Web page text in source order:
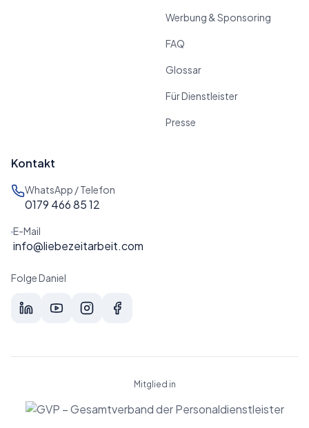
Werbung & Sponsoring
FAQ
Glossar
Für Dienstleister
Presse
Kontakt
WhatsApp / Telefon
0179 466 85 12
E-Mail
info@liebezeitarbeit.com
Folge Daniel
Mitglied in